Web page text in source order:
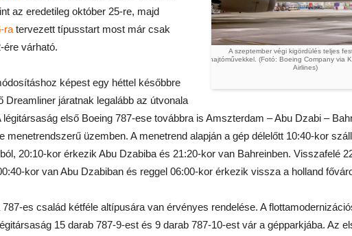
A szeptember végi kigördülés teljes
hajtóművekkel. (Fotó: Boeing Company via
Airlines)
az eredetileg október 25-re, majd
ra tervezett típusstart most már csak
ére várható.
képest egy héttel későbbre
Dreamliner járatnak legalább az útvonala
légitársaság első Boeing 787-ese továbbra is Amszterdam – Abu Dzabi –
menetrendszerű üzemben. A menetrend alapján a gép délelőtt 10:40-kor
20:10-kor érkezik Abu Dzabiba és 21:20-kor van Bahreinben. Visszafelé
kor van Abu Dzabiban és reggel 06:00-kor érkezik vissza a holland
es család kétféle altípusára van érvényes rendelése. A
15 darab 787-9-est és 9 darab 787-10-est vár a gépparkjába. Az